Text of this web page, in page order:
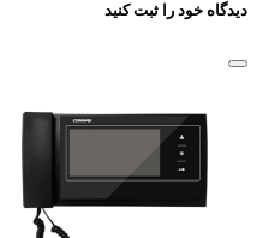
دیدگاه خود را ثبت کنید